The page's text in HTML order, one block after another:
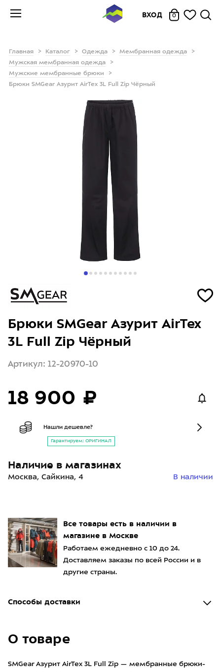
ВХОД 0
Главная Каталог Одежда
Мембранная одежда
Мужская мембранная одежда
Мужские мембранные брюки
Брюки SMGear Азурит AirTex 3L Full Zip Чёрный
Все товары есть в наличии в
магазине в Москве
Работаем ежедневно с 10 до 24.
Доставляем заказы по всей России и в
другие страны.
Способы доставки
О товаре
SMGear Азурит AirTex 3L Full Zip — мембранные брюки-
Брюки SMGear Азурит AirTex
3L Full Zip Чёрный
Артикул: 12-20970-10
18 900 ₽
Нашли дешевле?
Гарантируем: ОРИГИНАЛ
Наличие в магазинах
Москва, Сайкина, 4 В наличии